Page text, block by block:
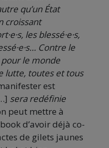
qu’un État
croissant
les blessé·e·s,
Contre le
le monde
lutte, toutes et tous
est
sera redéfinie
peut mettre à
d’avoir déjà co-
de gilets jaunes